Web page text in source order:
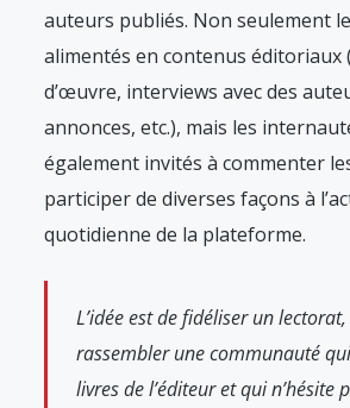
auteurs publiés. Non seulement
alimentés en contenus éditoriaux
d’œuvre, interviews avec des
annonces, etc.), mais les
également invités à commenter
participer de diverses façons à
quotidienne de la plateforme.
L’idée est de fidéliser un
rassembler une communauté
livres de l’éditeur et qui n’hésite